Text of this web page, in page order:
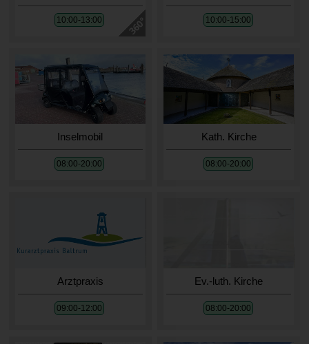
10:00-13:00 10:00-15:00
Inselmobil
08:00-20:00
Kath. Kirche
08:00-20:00
Arztpraxis
09:00-12:00
Ev.-luth. Kirche
08:00-20:00